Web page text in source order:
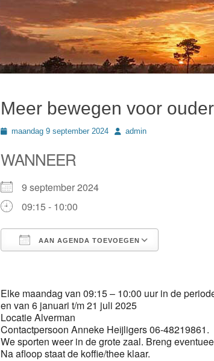
Meer bewegen voor
Geplaatst
maandag 9 september 2024 Authoradmin
WANNEER
9 september 2024
09:15 - 10:00
AAN AGENDA TOEVOEGEN
Elke maandag van 09:15 – 10:00 uur in de
en van 6 januari t/m 21 juli 2025
Locatie Alverman
Contactpersoon Anneke Heijligers 06-48219861.
We sporten weer in de grote zaal. Breng
Na afloop staat de koffie/thee klaar.